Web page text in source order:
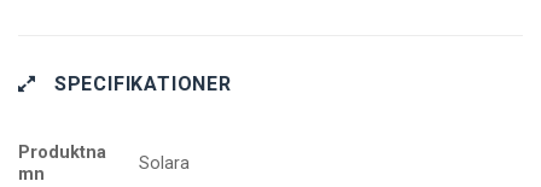
SPECIFIKATIONER
Produktna
mn
Solara